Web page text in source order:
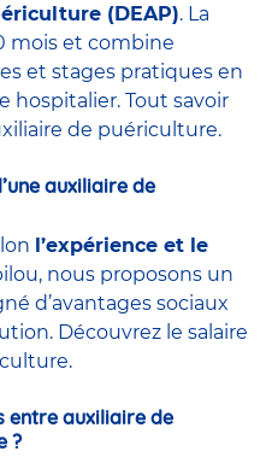
(DEAP). La
mois et combine
et stages pratiques en
hospitalier. Tout savoir
de puériculture.
auxiliaire de
l’expérience et le
nous proposons un
d’avantages sociaux
Découvrez le salaire
entre auxiliaire de
?